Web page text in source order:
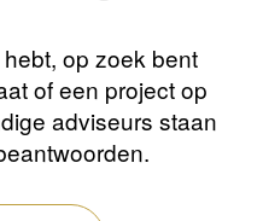
op zoek bent
of een project op
adviseurs staan